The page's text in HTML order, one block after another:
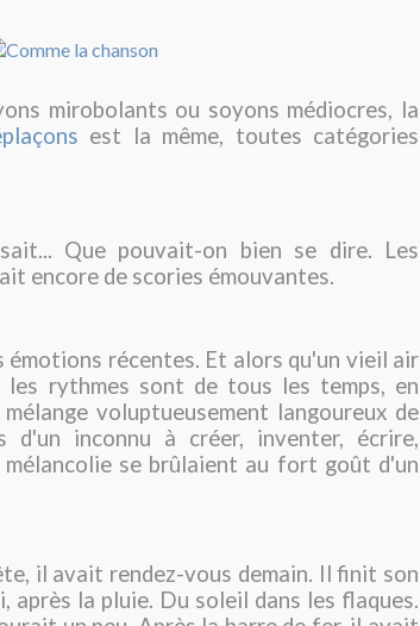
mirobolants ou soyons médiocres, la
est la même, toutes catégories
Que pouvait-on bien se dire. Les
encore de scories émouvantes.
émotions récentes. Et alors qu'un vieil air
les rythmes sont de tous les temps, en
voluptueusement langoureux de
d'un inconnu à créer, inventer, écrire,
se brûlaient au fort goût d'un
il avait rendez-vous demain. Il finit son
la pluie. Du soleil dans les flaques.